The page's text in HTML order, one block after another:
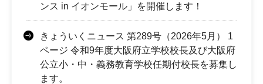
ンス in イオンモール」を開催します！
きょういくニュース 第289号（2026年5月） 1
ページ 令和9年度大阪府立学校校長及び大阪府
公立小・中・義務教育学校任期付校長を募集し
ます。